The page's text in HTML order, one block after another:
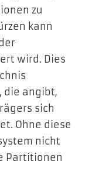
zu
kann
wird. Dies
die angibt,
sich
Ohne diese
nicht
Partitionen